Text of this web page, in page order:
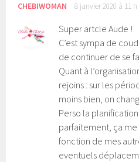
CHEBIWOMAN 8 janvier 2020 à 11
Super artcle Aude !
C’est sympa de
de continuer de se
Quant à
rejoins : sur les
moins bien, on
Perso la
parfaitement, ça me
fonction de mes
eventuels